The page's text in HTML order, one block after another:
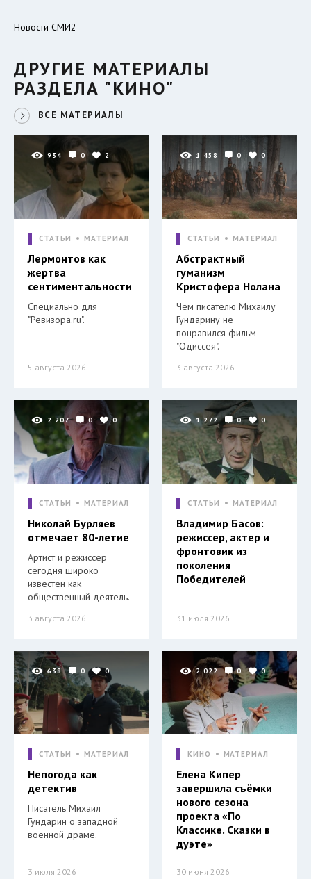
Новости СМИ2
ДРУГИЕ МАТЕРИАЛЫ
РАЗДЕЛА "КИНО"
ВСЕ МАТЕРИАЛЫ
934 0 2
СТАТЬИ МАТЕРИАЛ
Лермонтов как
жертва
сентиментальности
Специально для
"Ревизора.ru".
5 августа 2026
1 458 0 0
СТАТЬИ МАТЕРИАЛ
Абстрактный
гуманизм
Кристофера Нолана
Чем писателю Михаилу
Гундарину не
понравился фильм
"Одиссея".
3 августа 2026
2 207 0 0
СТАТЬИ МАТЕРИАЛ
Николай Бурляев
отмечает 80-летие
Артист и режиссер
сегодня широко
известен как
общественный деятель.
3 августа 2026
1 272 0 0
СТАТЬИ МАТЕРИАЛ
Владимир Басов:
режиссер, актер и
фронтовик из
поколения
Победителей
31 июля 2026
638 0 0
СТАТЬИ МАТЕРИАЛ
Непогода как
детектив
Писатель Михаил
Гундарин о западной
военной драме.
3 июля 2026
2 022 0 0
КИНО МАТЕРИАЛ
Елена Кипер
завершила съёмки
нового сезона
проекта «По
Классике. Сказки в
дуэте»
30 июня 2026